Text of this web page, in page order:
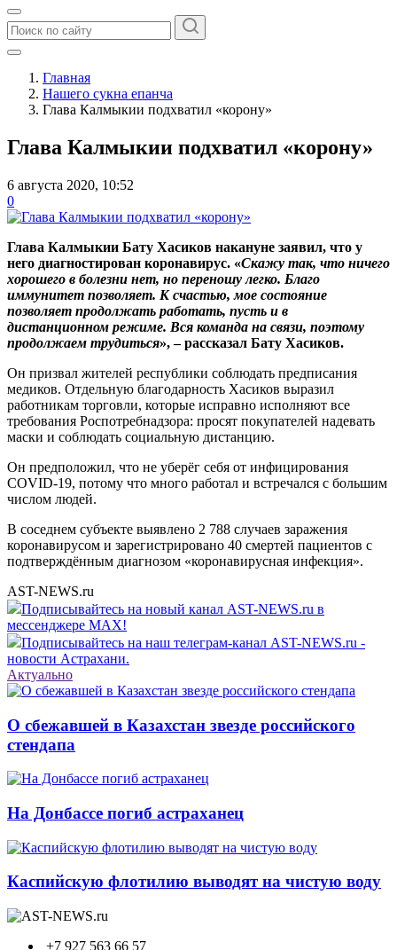
Главная
Нашего сукна епанча
Глава Калмыкии подхватил «корону»
Глава Калмыкии подхватил «корону»
6 августа 2020, 10:52
0
Глава Калмыкии Бату Хасиков накануне заявил, что у
него диагностирован коронавирус. «Скажу так, что ничего
хорошего в болезни нет, но переношу легко. Благо
иммунитет позволяет. К счастью, мое состояние
позволяет продолжать работать, пусть и в
дистанционном режиме. Вся команда на связи, поэтому
продолжаем трудиться», –рассказал Бату Хасиков.
Он призвал жителей республики соблюдать предписания
медиков. Отдельную благодарность Хасиков выразил
работникам торговли, которые исправно исполняют все
требования Роспотребнадзора: просят покупателей надевать
маски и соблюдать социальную дистанцию.
Он предположил, что не уберёг себя от инфицирования
COVID-19, потому что много работал и встречался с большим
числом людей.
В соседнем субъекте выявлено 2 788 случаев заражения
коронавирусом и зарегистрировано 40 смертей пациентов с
подтверждённым диагнозом «коронавирусная инфекция».
AST-NEWS.ru
Подписывайтесь на новый канал AST-NEWS.ru в
мессенджере MAX!
Подписывайтесь на наш телеграм-канал AST-NEWS.ru -
новости Астрахани.
Актуально
О сбежавшей в Казахстан звезде российского
стендапа
На Донбассе погиб астраханец
Каспийскую флотилию выводят на чистую воду
+7 927 563 66 57